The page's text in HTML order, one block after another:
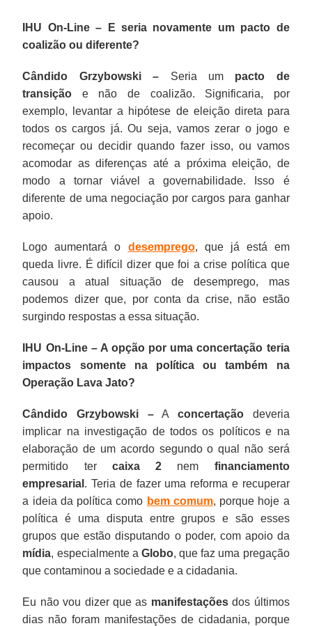
IHU On-Line – E seria novamente um pacto de
coalizão ou diferente?
Cândido Grzybowski – Seria um pacto de
transição e não de coalizão. Significaria, por
exemplo, levantar a hipótese de eleição direta para
todos os cargos já. Ou seja, vamos zerar o jogo e
recomeçar ou decidir quando fazer isso, ou vamos
acomodar as diferenças até a próxima eleição, de
modo a tornar viável a governabilidade. Isso é
diferente de uma negociação por cargos para ganhar
apoio.
Logo aumentará o desemprego, que já está em
queda livre. É difícil dizer que foi a crise política que
causou a atual situação de desemprego, mas
podemos dizer que, por conta da crise, não estão
surgindo respostas a essa situação.
IHU On-Line – A opção por uma concertação teria
impactos somente na política ou também na
Operação Lava Jato?
Cândido Grzybowski –A concertaçãodeveria
implicar na investigação de todos os políticos e na
elaboração de um acordo segundo o qual não será
permitido ter caixa 2 nem financiamento
empresarial . Teria de fazer uma reforma e recuperar
a ideia da política como bem comum, porque hoje a
política é uma disputa entre grupos e são esses
grupos que estão disputando o poder, com apoio da
mídia, especialmente a Globo, que faz uma pregação
que contaminou a sociedade e a cidadania.
Eu não vou dizer que as manifestaçõesdos últimos
dias não foram manifestações de cidadania, porque